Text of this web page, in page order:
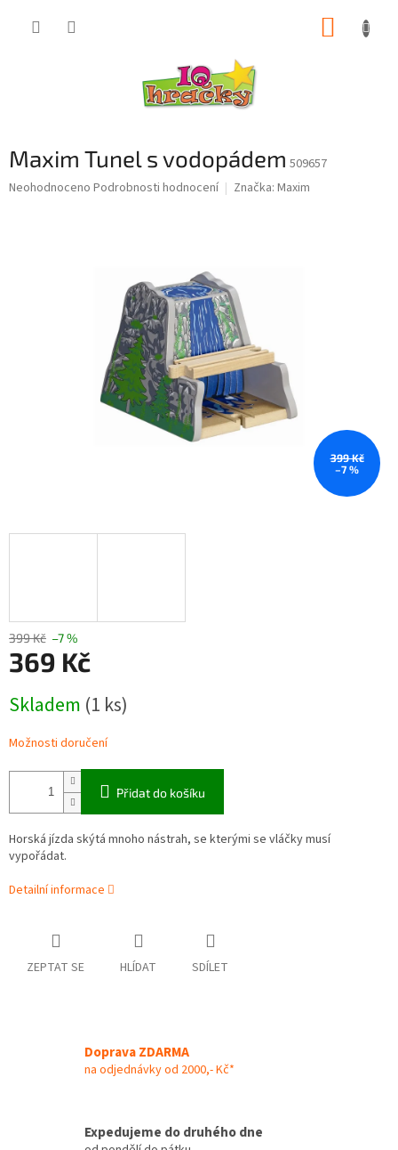
Maxim Tunel s vodopádem 509657
Průměrné
Neohodnoceno Podrobnosti hodnocení Značka: Maxim
399 Kč
–7 %
399 Kč –7 %
369 Kč
cena:
Skladem (1 ks)
Možnosti doručení
Přidat do košíku
Horská jízda skýtá mnoho nástrah, se kterými se vláčky musí
vypořádat.
Detailní informace
ZEPTAT SE HLÍDAT SDÍLET
Doprava ZDARMA
na odjednávky od 2000,- Kč*
Expedujeme do druhého dne